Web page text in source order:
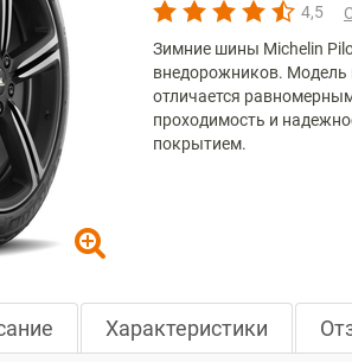
4,5
Зимние шины Michelin
внедорожников. Модель
отличается
проходимость и
покрытием.
Характеристики